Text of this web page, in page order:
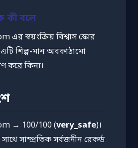
কী বলে
এর স্বয়ংক্রিয় বিশ্বাস স্কোর
শিল্প-মান অবকাঠামো
করে কিনা।
→ 100/100 (very_safe)।
সাথে সাম্প্রতিক সর্বজনীন রেকর্ড